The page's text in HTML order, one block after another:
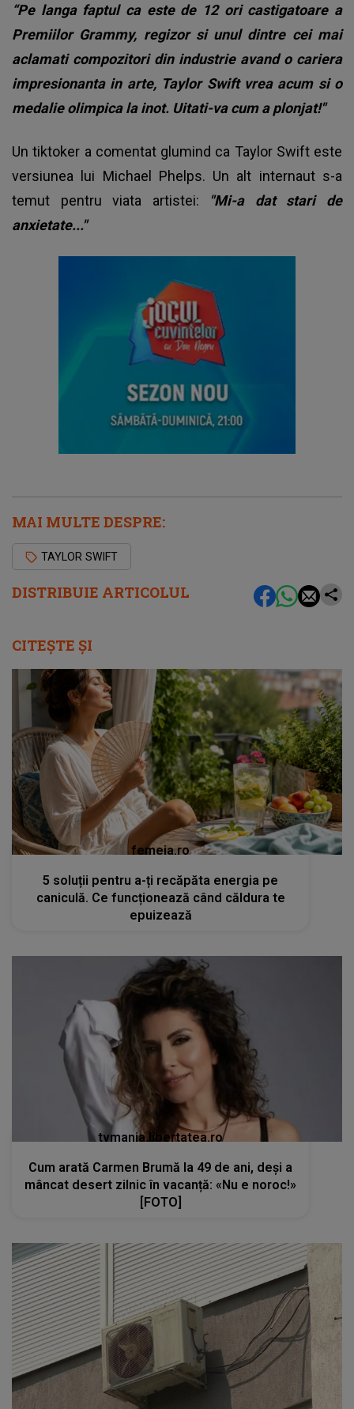
DISTRIBUIE ARTICOLUL
“Pe langa faptul ca este de 12 ori castigatoare a
Premiilor Grammy, regizor si unul dintre cei mai
aclamati compozitori din industrie avand o cariera
impresionanta in arte, Taylor Swift vrea acum si o
medalie olimpica la inot. Uitati-va cum a plonjat!"
Un tiktoker a comentat glumind ca Taylor Swift este
versiunea lui Michael Phelps. Un alt internaut s-a
temut pentru viata artistei:
"Mi-a dat stari de
anxietate..."
MAI MULTE DESPRE:
TAYLOR SWIFT
CITEȘTE ȘI
femeia.ro
5 soluții pentru a-ți recăpăta energia pe
caniculă. Ce funcționează când căldura te
epuizează
tvmania.libertatea.ro
Cum arată Carmen Brumă la 49 de ani, deși a
mâncat desert zilnic în vacanță: «Nu e noroc!»
[FOTO]